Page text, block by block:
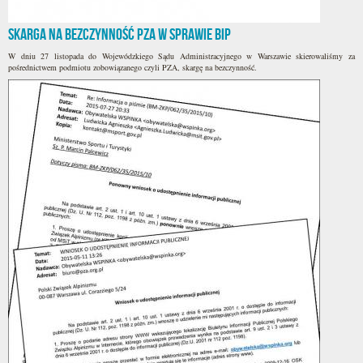
Skarga na bezczynność PZA w sprawie BIP
W dniu 27 listopada do Wojewódzkiego Sądu Administracyjnego w Warszawie skierowaliśmy za
pośrednictwem podmiotu zobowiązanego czyli PZA, skargę na bezczynność.